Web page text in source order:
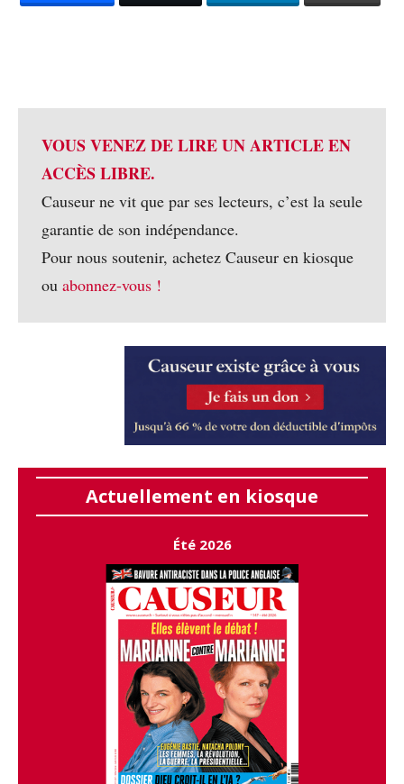
VOUS VENEZ DE LIRE UN ARTICLE EN
ACCÈS LIBRE.
Causeur ne vit que par ses lecteurs, c’est la seule
garantie de son indépendance.
Pour nous soutenir, achetez Causeur en kiosque
ou abonnez-vous !
Actuellement en kiosque
Été 2026